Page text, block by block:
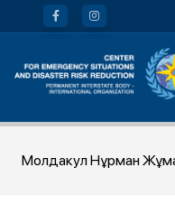
Молдакул Нұрман